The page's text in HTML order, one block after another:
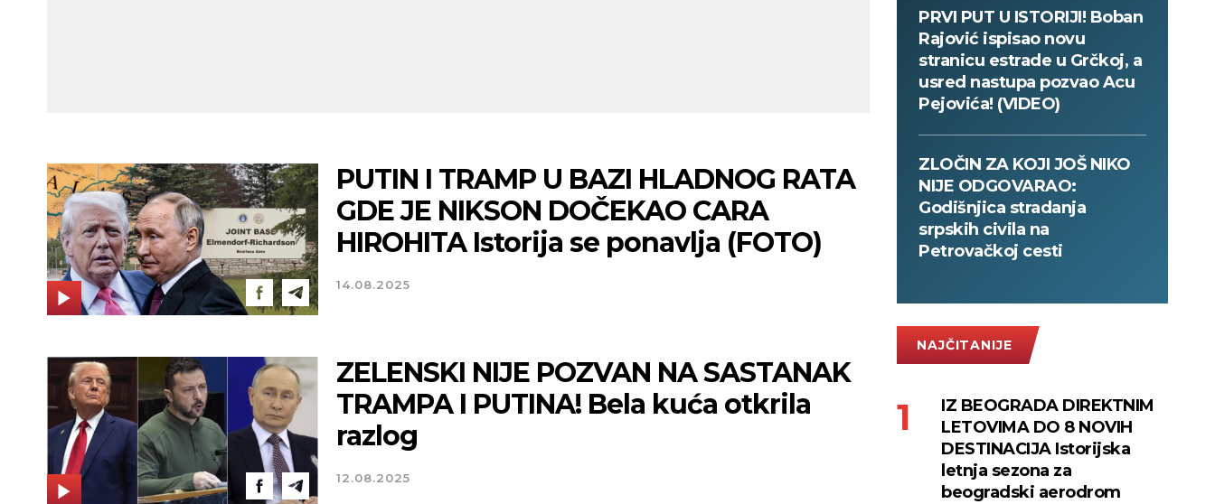
PUTIN I TRAMP U BAZI HLADNOG RATA
GDE JE NIKSON DOČEKAO CARA
HIROHITA Istorija se ponavlja (FOTO)
14.08.2025
ZELENSKI NIJE POZVAN NA SASTANAK
TRAMPA I PUTINA! Bela kuća otkrila
razlog
12.08.2025
PRVI PUT U ISTORIJI! Boban
Rajović ispisao novu
stranicu estrade u Grčkoj, a
usred nastupa pozvao Acu
Pejovića! (VIDEO)
ZLOČIN ZA KOJI JOŠ NIKO
NIJE ODGOVARAO:
Godišnjica stradanja
srpskih civila na
Petrovačkoj cesti
NAJČITANIJE
IZ BEOGRADA DIREKTNIM
LETOVIMA DO 8 NOVIH
DESTINACIJA Istorijska
letnja sezona za
beogradski aerodrom